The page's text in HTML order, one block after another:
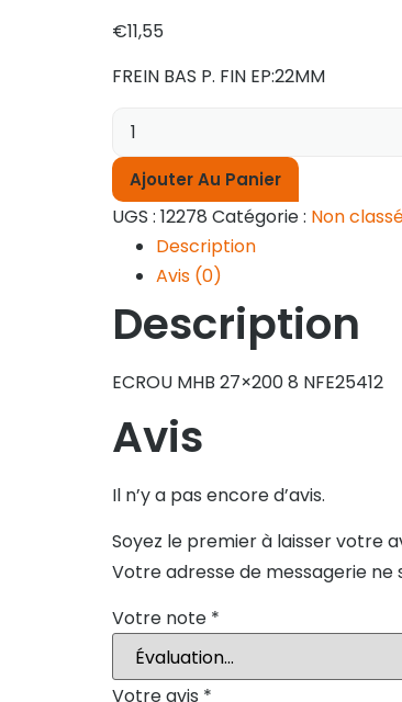
€11,55
FREIN BAS P. FIN EP:22MM
Ajouter Au Panier
UGS : 12278 Catégorie : Non
Description
Avis (0)
Description
ECROU MHB 27×200 8 NFE25412
Avis
Il n’y a pas encore d’avis.
Soyez le premier à laisser votre
Votre adresse de messagerie ne
Votre note *
Votre avis *